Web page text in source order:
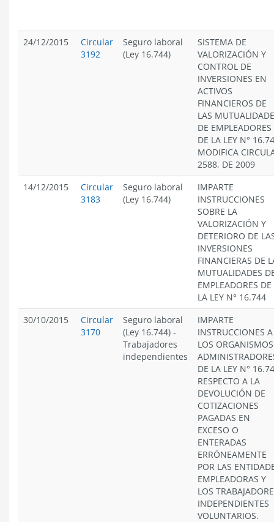
24/12/2015
Circular
3192
Seguro laboral
(Ley 16.744)
SISTEMA DE
VALORIZACIÓN Y
CONTROL DE
INVERSIONES EN
ACTIVOS
FINANCIEROS DE
LAS
DE EMPLEADORES
DE LA LEY N°
MODIFICA
2588, DE 2009
14/12/2015
Circular
3183
Seguro laboral
(Ley 16.744)
IMPARTE
INSTRUCCIONES
SOBRE LA
VALORIZACIÓN Y
DETERIORO DE
INVERSIONES
FINANCIERAS DE
MUTUALIDADES
EMPLEADORES DE
LA LEY N° 16.744
30/10/2015
Circular
3170
Seguro laboral
(Ley 16.744) -
Trabajadores
independientes
IMPARTE
INSTRUCCIONES A
LOS ORGANISMOS
DE LA LEY N°
RESPECTO A LA
DEVOLUCIÓN DE
COTIZACIONES
PAGADAS EN
EXCESO O
ENTERADAS
ERRÓNEAMENTE
POR LAS
EMPLEADORAS Y
LOS
INDEPENDIENTES
VOLUNTARIOS.